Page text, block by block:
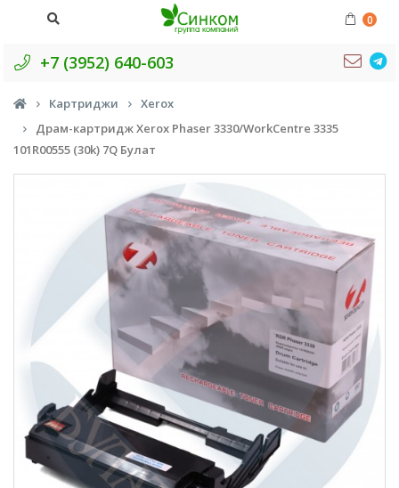
0
+7 (3952) 640-603
Картриджи
Xerox
Драм-картридж Xerox Phaser 3330/WorkCentre 3335
101R00555 (30k) 7Q Булат